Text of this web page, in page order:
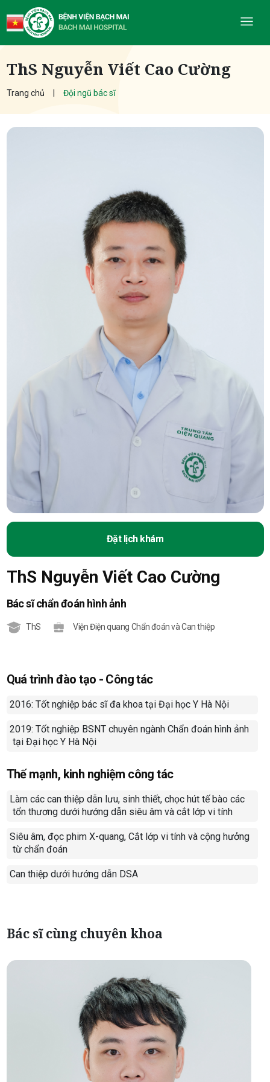
ThS Nguyễn Viết Cao Cường
Trang chủ Đội ngũ bác sĩ
Đặt lịch khám
ThS Nguyễn Viết Cao Cường
Bác sĩ chẩn đoán hình ảnh
ThS Viện Điện quang Chẩn đoán và Can thiệp
Quá trình đào tạo - Công tác
2016: Tốt nghiệp bác sĩ đa khoa tại Đại học Y Hà Nội
2019: Tốt nghiệp BSNT chuyên ngành Chẩn đoán hình ảnh
tại Đại học Y Hà Nội
Thế mạnh, kinh nghiệm công tác
Làm các can thiệp dẫn lưu, sinh thiết, chọc hút tế bào các
tổn thương dưới hướng dẫn siêu âm và cắt lớp vi tính
Siêu âm, đọc phim X-quang, Cắt lớp vi tính và cộng hưởng
từ chẩn đoán
Can thiệp dưới hướng dẫn DSA
Bác sĩ cùng chuyên khoa